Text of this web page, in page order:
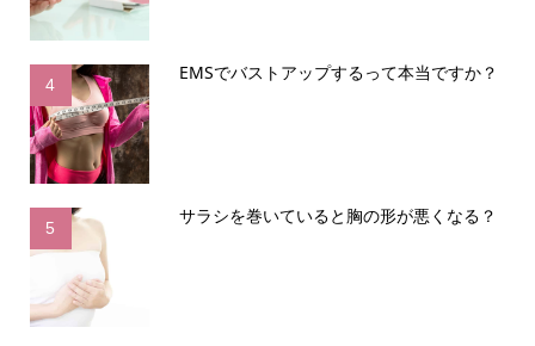
4
EMSでバストアップするって本当ですか？
5
サラシを巻いていると胸の形が悪くなる？